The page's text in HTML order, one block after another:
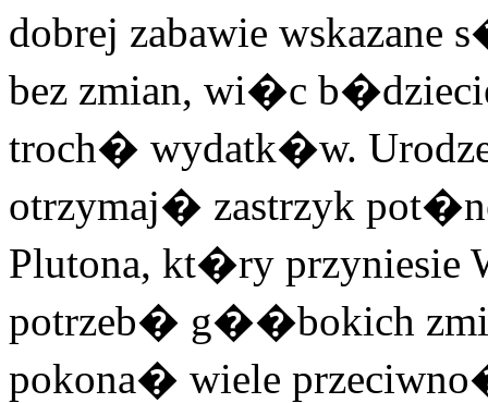
dobrej zabawie wskazane
bez zmian, wi�c
troch� wydatk�w.
otrzymaj� zastrzyk
Plutona, kt�ry przyniesie
potrzeb� g��bokich
pokona� wiele